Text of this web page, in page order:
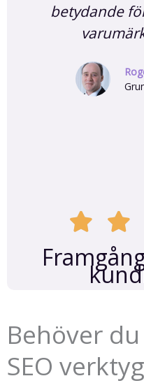
betydande
Behöver
SEO